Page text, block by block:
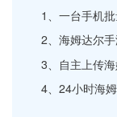
1、一台手机
2、海姆达尔
3、自主上传
4、24小时海